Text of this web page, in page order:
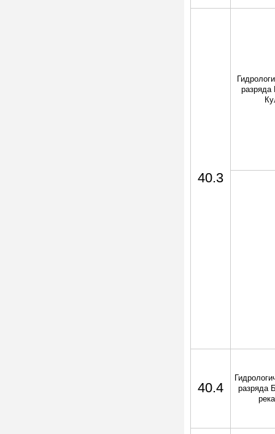
40.3
разряда
40.4
разряда